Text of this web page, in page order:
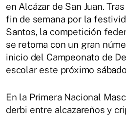
en Alcázar de San Juan.
fin de semana por la
Santos, la competición
se retoma con un gran
inicio del Campeonato de
escolar este próximo
En la Primera Nacional
derbi entre alcazareños y